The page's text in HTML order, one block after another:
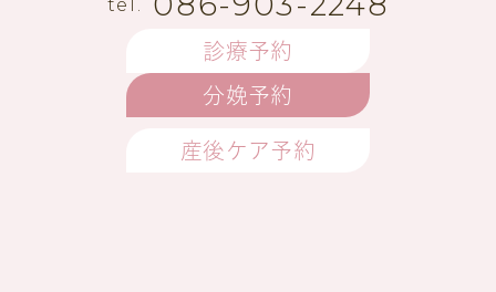
診療予約
分娩予約
産後ケア予約